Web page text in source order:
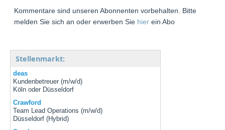
Kommentare sind unseren Abonnenten vorbehalten. Bitte
melden Sie sich an oder erwerben Sie hier ein Abo
Stellenmarkt:
deas
Kundenbetreuer (m/w/d)
Köln oder Düsseldorf
Crawford
Team Lead Operations (m/w/d)
Düsseldorf (Hybrid)